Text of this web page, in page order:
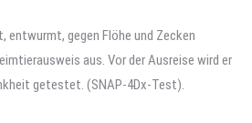
gegen Flöhe und Zecken
aus. Vor der Ausreise wird er
getestet. (SNAP-4Dx-Test).